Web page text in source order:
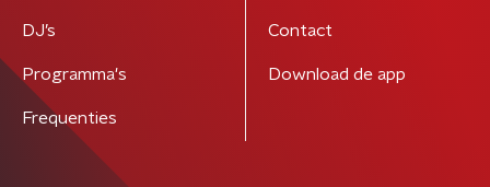
DJ’s
Programma's
Frequenties
Contact
Download de app